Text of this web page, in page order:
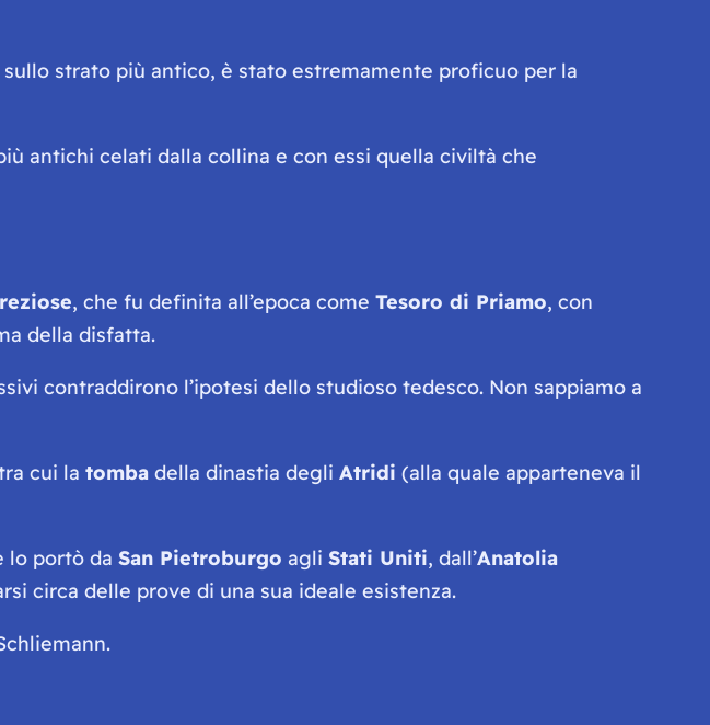
strato più antico, è stato estremamente proficuo per la
antichi celati dalla collina e con essi quella civiltà che
, che fu definita all’epoca come Tesoro di Priamo, con
della disfatta.
contraddirono l’ipotesi dello studioso tedesco. Non sappiamo a
cui la tombadella dinastia degli Atridi (alla quale apparteneva il
lo portò da San Pietroburgo agli Stati Uniti, dall’Anatolia
circa delle prove di una sua ideale esistenza.